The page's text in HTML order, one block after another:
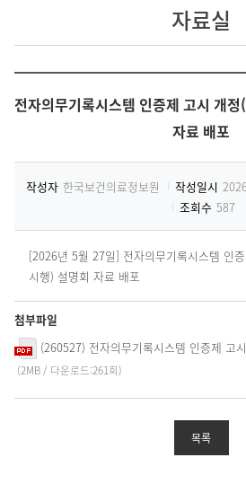
자료실
전자의무기록시스템 인증제 고시 개
자료 배포
작성자 한국보건의료정보원 작성일시
조회수 587
[2026년 5월 27일] 전자의무기록시스템 인
시행) 설명회 자료 배포
첨부파일
(260527) 전자의무기록시스템 인증제 고
(2MB / 다운로드:261회)
목록